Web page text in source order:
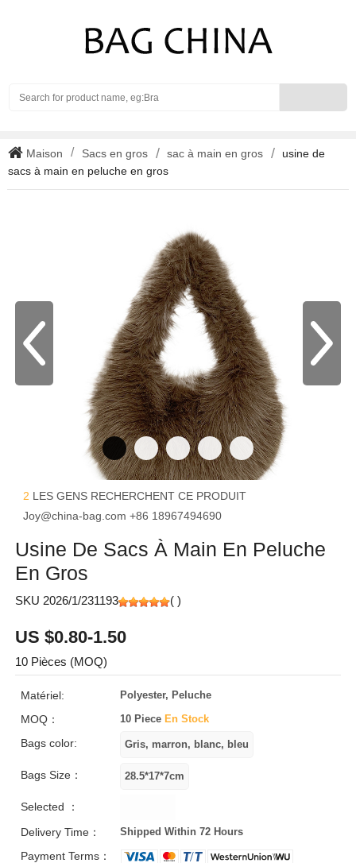
Maison Sacs en gros sac à main en gros
usine de
sacs à main en peluche en gros
2 LES GENS RECHERCHENT CE PRODUIT
Joy@china-bag.com +86 18967494690
Usine De Sacs À Main En Peluche
En Gros
SKU 2026/1/231193 ( )
US $0.80-1.50
10 Pièces (MOQ)
Matériel: Polyester, Peluche
MOQ： 10 Piece En Stock
Bags color:
Bags Size：
Selected ：
Delivery Time：
Shipped Within 72 Hours
Payment Terms：